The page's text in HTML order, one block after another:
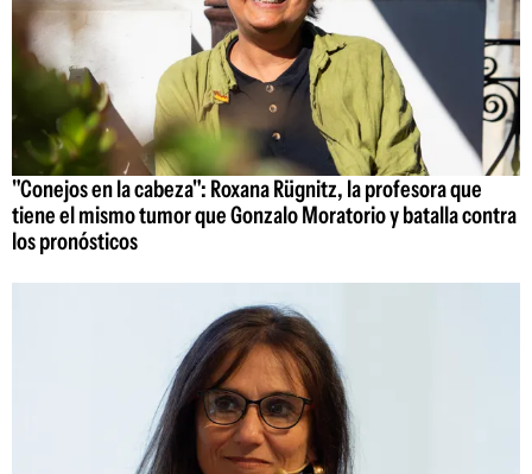
"Conejos en la cabeza": Roxana Rügnitz, la profesora que
tiene el mismo tumor que Gonzalo Moratorio y batalla contra
los pronósticos